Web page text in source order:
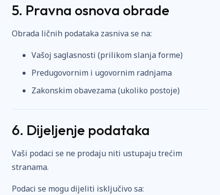
5. Pravna osnova obrade
Obrada ličnih podataka zasniva se na:
Vašoj saglasnosti (prilikom slanja forme)
Predugovornim i ugovornim radnjama
Zakonskim obavezama (ukoliko postoje)
6. Dijeljenje podataka
Vaši podaci se ne prodaju niti ustupaju trećim
stranama.
Podaci se mogu dijeliti isključivo sa: